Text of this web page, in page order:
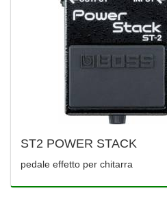
ST2 POWER STACK
pedale effetto per chitarra